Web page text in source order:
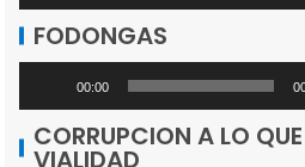
de
FODONGAS
Reproductor
de
audio
00:00
CORRUPCION A LO
VIALIDAD